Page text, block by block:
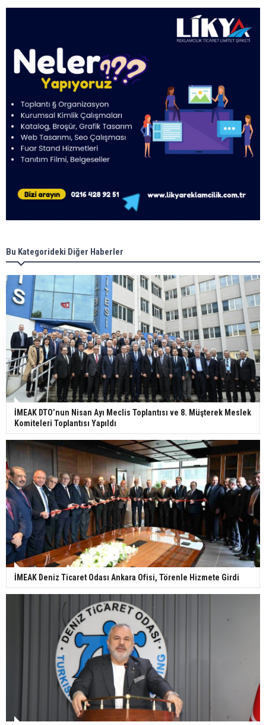
Bu Kategorideki Diğer Haberler
İMEAK DTO’nun Nisan Ayı Meclis Toplantısı ve 8. Müşterek Meslek
Komiteleri Toplantısı Yapıldı
İMEAK Deniz Ticaret Odası Ankara Ofisi, Törenle Hizmete Girdi